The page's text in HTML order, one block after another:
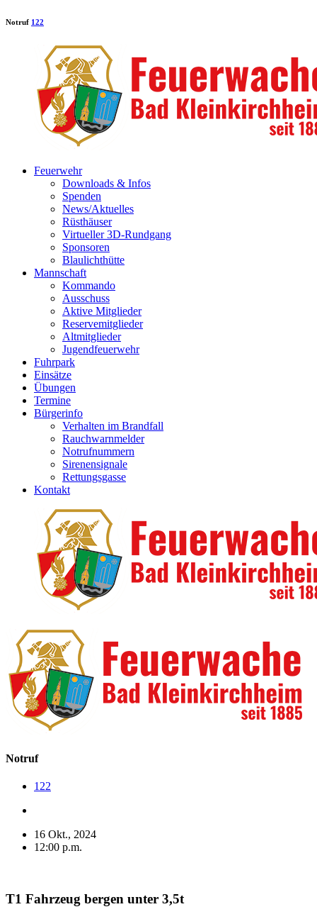
Notruf 122
Feuerwehr
Downloads & Infos
Spenden
News/Aktuelles
Rüsthäuser
Virtueller 3D-Rundgang
Sponsoren
Blaulichthütte
Mannschaft
Kommando
Ausschuss
Aktive Mitglieder
Reservemitglieder
Altmitglieder
Jugendfeuerwehr
Fuhrpark
Einsätze
Übungen
Termine
Bürgerinfo
Verhalten im Brandfall
Rauchwarnmelder
Notrufnummern
Sirenensignale
Rettungsgasse
Kontakt
Notruf
122
16 Okt., 2024
12:00 p.m.
T1 Fahrzeug bergen unter 3,5t